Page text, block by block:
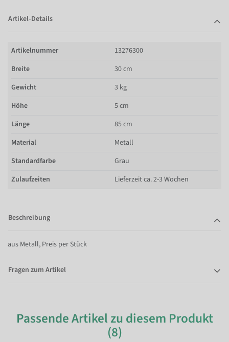
Artikel-Details
Artikelnummer
13276300
Breite
30 cm
Gewicht
3 kg
Höhe
5 cm
Länge
85 cm
Material
Metall
Standardfarbe
Grau
Zulaufzeiten
Lieferzeit ca. 2-3 Wochen
Beschreibung
aus Metall, Preis per Stück
Fragen zum Artikel
Passende Artikel zu diesem Produkt
(8)